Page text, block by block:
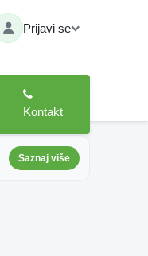
Prijavi se
Kontakt
Saznaj više